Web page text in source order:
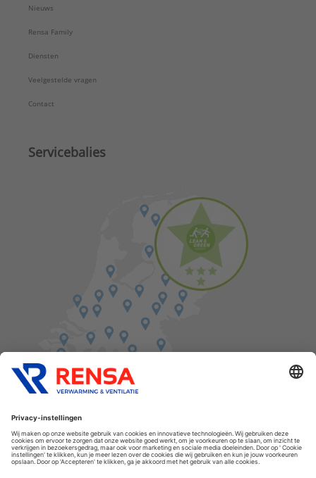
Nieuws
Rensa Family
Diensten
Veelgestelde vragen
Contact
Servicebalies
Cookies